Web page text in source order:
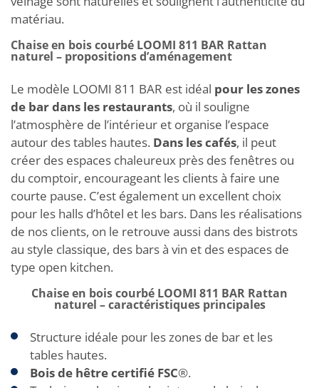
matériau.
Chaise en bois courbé LOOMI 811 BAR Rattan
naturel – propositions d’aménagement
Le modèle LOOMI 811 BAR est idéal pour les zones
de bar dans les restaurants, où il souligne
l’atmosphère de l’intérieur et organise l’espace
autour des tables hautes. Dans les cafés, il peut
créer des espaces chaleureux près des fenêtres ou
du comptoir, encourageant les clients à faire une
courte pause. C’est également un excellent choix
pour les halls d’hôtel et les bars. Dans les réalisations
de nos clients, on le retrouve aussi dans des bistrots
au style classique, des bars à vin et des espaces de
type open kitchen.
Chaise en bois courbé LOOMI 811 BAR Rattan
naturel – caractéristiques principales
Structure idéale pour les zones de bar et les
tables hautes.
Bois de hêtre certifié FSC®.